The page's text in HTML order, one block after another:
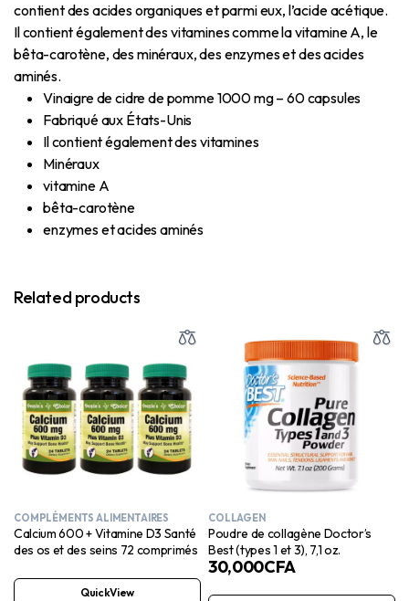
contient des acides organiques et parmi eux, l’acide acétique.
Il contient également des vitamines comme la vitamine A, le
bêta-carotène, des minéraux, des enzymes et des acides
aminés.
Vinaigre de cidre de pomme 1000 mg – 60 capsules
Fabriqué aux États-Unis
Il contient également des vitamines
Minéraux
vitamine A
bêta-carotène
enzymes et acides aminés
Related products
COMPLÉMENTS ALIMENTAIRES
Calcium 600 + Vitamine D3 Santé
des os et des seins 72 comprimés
QuickView
COLLAGEN
Poudre de collagène Doctor’s
Best (types 1 et 3), 7,1 oz.
30,000CFA